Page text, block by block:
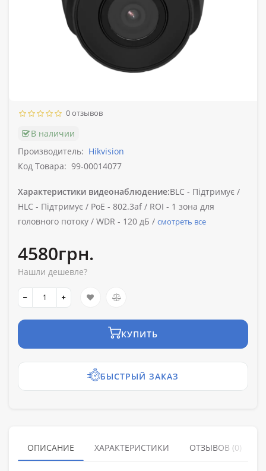
0 отзывов
В наличии
Производитель: Hikvision
Код Товара: 99-00014077
Характеристики видеонаблюдение:BLC - Підтримує /
HLC - Підтримує / PoE - 802.3af / ROI - 1 зона для
головного потоку / WDR - 120 дБ / смотреть все
4580грн.
Нашли дешевле?
КУПИТЬ
БЫСТРЫЙ ЗАКАЗ
ОПИСАНИЕ ХАРАКТЕРИСТИКИ ОТЗЫВОВ (0)